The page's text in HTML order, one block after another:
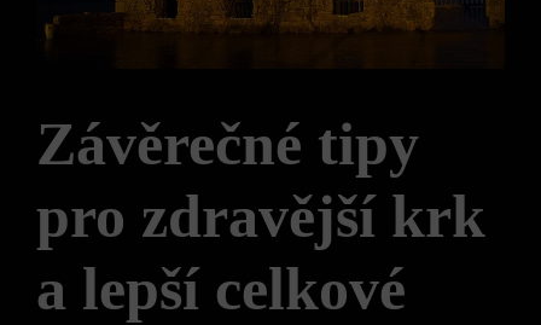
Závěrečné tipy
pro zdravější krk
a lepší celkové